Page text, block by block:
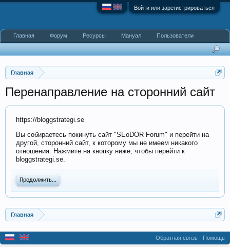
Войти или зарегистрироваться
Главная
Перенаправление на сторонний сайт
https://bloggstrategi.se
Вы собираетесь покинуть сайт "SEoDOR Forum" и перейти на
другой, сторонний сайт, к которому мы не имеем никакого
отношения. Нажмите на кнопку ниже, чтобы перейти к
bloggstrategi.se.
Продолжить...
Главная
Главная Форум Ресурсы Мануал Пользователи
Обратная связь Помощь